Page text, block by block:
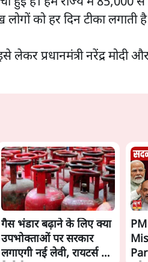
को हर दिन टीका लगाती है
प्रधानमंत्री नरेंद्र मोदी और
गैस भंडार बढ़ाने के लिए क्या
उपभोक्ताओं पर सरकार
लगाएगी नई लेवी, रायटर्स की